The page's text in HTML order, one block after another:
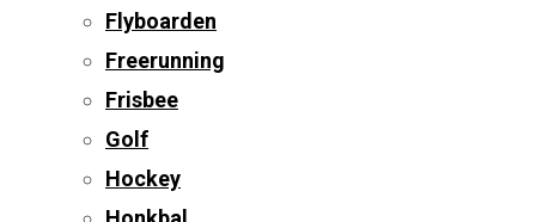
Flyboarden
Freerunning
Frisbee
Golf
Hockey